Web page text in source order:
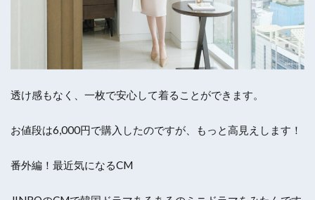
透け感もなく、一枚で安心して着ることができます。
お値段は6,000円で購入したのですが、もっと高見えします！
番外編！最近気になるCM